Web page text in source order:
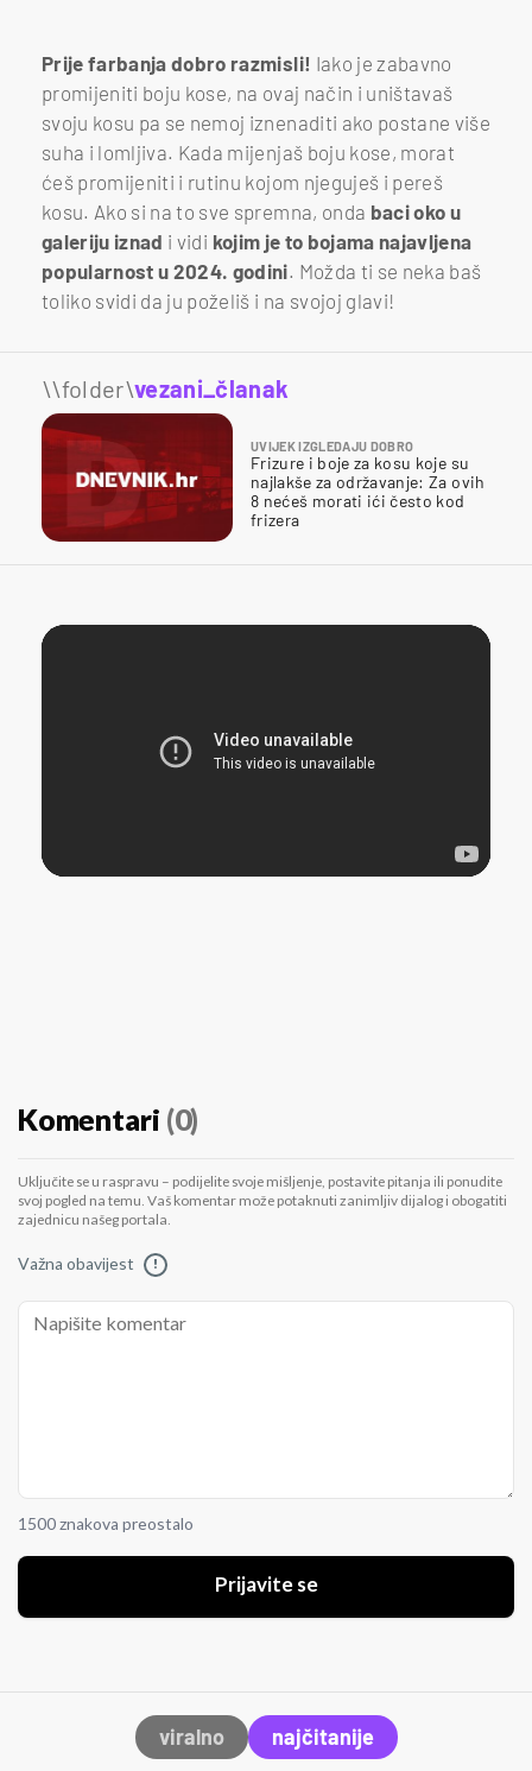
Prije farbanja dobro razmisli! Iako je zabavno
promijeniti boju kose, na ovaj način i uništavaš
svoju kosu pa se nemoj iznenaditi ako postane više
suha i lomljiva. Kada mijenjaš boju kose, morat
ćeš promijeniti i rutinu kojom njeguješ i pereš
kosu. Ako si na to sve spremna, onda baci oko u
galeriju iznad i vidi kojim je to bojama najavljena
popularnost u 2024. godini. Možda ti se neka baš
toliko svidi da ju poželiš i na svojoj glavi!
\\folder\vezani_članak
UVIJEK IZGLEDAJU DOBRO
Frizure i boje za kosu koje su
najlakše za održavanje: Za ovih
8 nećeš morati ići često kod
frizera
Komentari (0)
Uključite se u raspravu – podijelite svoje mišljenje, postavite pitanja ili ponudite
svoj pogled na temu. Vaš komentar može potaknuti zanimljiv dijalog i obogatiti
zajednicu našeg portala.
Važna obavijest !
1500 znakova preostalo
Prijavite se
viralno najčitanije